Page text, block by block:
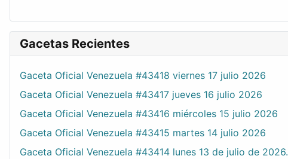
Gacetas Recientes
Gaceta Oficial Venezuela #43418 viernes 17 julio 2026
Gaceta Oficial Venezuela #43417 jueves 16 julio 2026
Gaceta Oficial Venezuela #43416 miércoles 15 julio 2026
Gaceta Oficial Venezuela #43415 martes 14 julio 2026
Gaceta Oficial Venezuela #43414 lunes 13 de julio de 2026.